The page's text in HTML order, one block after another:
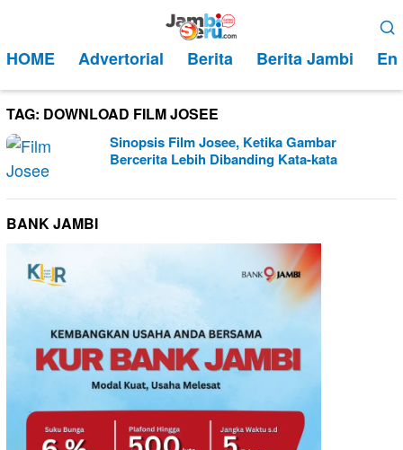
kontenMobile
HOME Advertorial Berita Berita Jambi
TAG: DOWNLOAD FILM JOSEE
Sinopsis Film Josee, Ketika Gambar
Bercerita Lebih Dibanding Kata-kata
BANK JAMBI